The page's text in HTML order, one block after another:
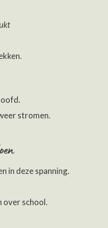
stromen.
in deze spanning.
over school.